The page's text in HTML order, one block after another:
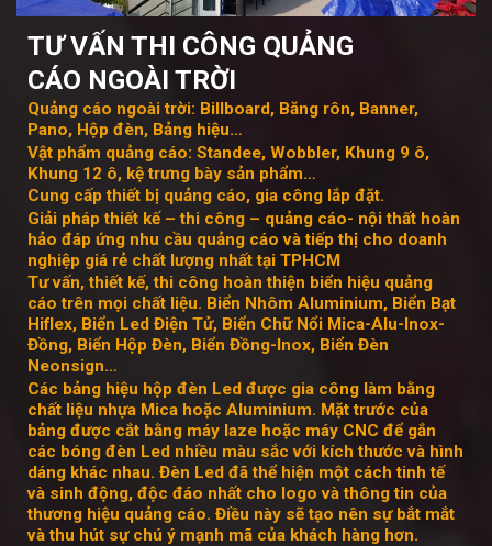
TƯ VẤN THI CÔNG QUẢNG
CÁO NGOÀI TRỜI
Quảng cáo ngoài trời: Billboard, Băng rôn, Banner,
Pano, Hộp đèn, Bảng hiệu…
Vật phẩm quảng cáo: Standee, Wobbler, Khung 9 ô,
Khung 12 ô, kệ trưng bày sản phẩm…
Cung cấp thiết bị quảng cáo, gia công lắp đặt.
Giải pháp thiết kế – thi công – quảng cáo- nội thất hoàn
hảo đáp ứng nhu cầu quảng cáo và tiếp thị cho doanh
nghiệp giá rẻ chất lượng nhất tại TPHCM
Tư vấn, thiết kế, thi công hoàn thiện biển hiệu quảng
cáo trên mọi chất liệu. Biển Nhôm Aluminium, Biển Bạt
Hiflex, Biển Led Điện Tử, Biển Chữ Nổi Mica-Alu-Inox-
Đồng, Biển Hộp Đèn, Biển Đồng-Inox, Biển Đèn
Neonsign…
Các bảng hiệu hộp đèn Led được gia công làm bằng
chất liệu nhựa Mica hoặc Aluminium. Mặt trước của
bảng được cắt bằng máy laze hoặc máy CNC để gắn
các bóng đèn Led nhiều màu sắc với kích thước và hình
dáng khác nhau. Đèn Led đã thể hiện một cách tinh tế
và sinh động, độc đáo nhất cho logo và thông tin của
thương hiệu quảng cáo. Điều này sẽ tạo nên sự bắt mắt
và thu hút sự chú ý mạnh mã của khách hàng hơn.